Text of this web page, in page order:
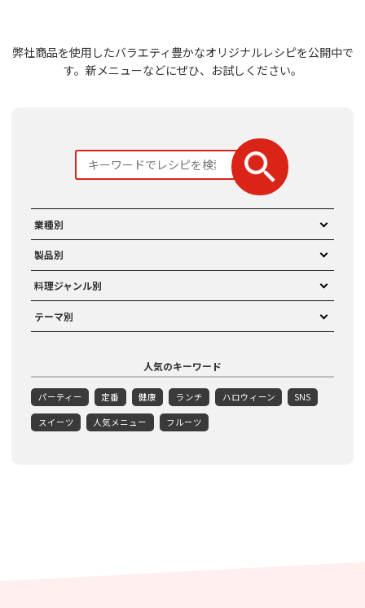
弊社商品を使用したバラエティ豊かなオリジナルレシピを公開中で
す。 新メニューなどにぜひ、お試しください。
業種別
製品別
料理ジャンル別
テーマ別
人気のキーワード
パーティー 定番 健康 ランチ ハロウィーン SNS
スイーツ 人気メニュー フルーツ